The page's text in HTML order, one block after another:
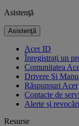
Asistenţă
Asistenţă
Acer ID
Înregistrați un
Comunitatea
Drivere Şi
Răspunsuri Acer
Contacte de
Alerte și revocări
Resurse